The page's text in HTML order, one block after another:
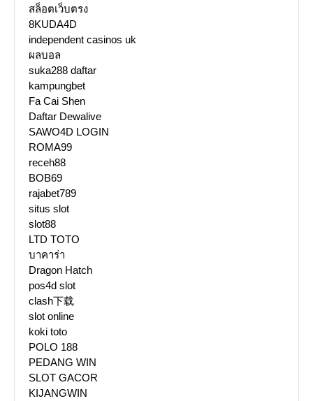
สล็อตเว็บตรง
8KUDA4D
independent casinos uk
ผลบอล
suka288 daftar
kampungbet
Fa Cai Shen
Daftar Dewalive
SAWO4D LOGIN
ROMA99
receh88
BOB69
rajabet789
situs slot
slot88
LTD TOTO
บาคาร่า
Dragon Hatch
pos4d slot
clash下载
slot online
koki toto
POLO 188
PEDANG WIN
SLOT GACOR
KIJANGWIN